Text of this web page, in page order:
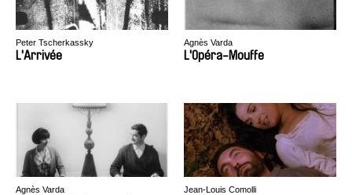
Peter Tscherkassky
L'Arrivée
Agnès Varda
L'Opéra-Mouffe
Agnès Varda Jean-Louis Comolli